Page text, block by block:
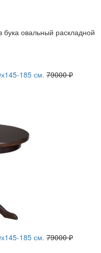
бука овальный раскладной
185 см. 79000₽
185 см. 79000₽